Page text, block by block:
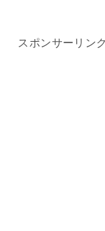
スポンサーリンク